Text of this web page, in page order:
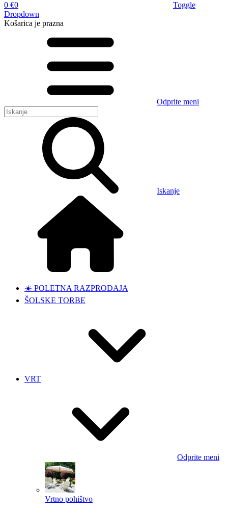
0 €0
Toggle
Dropdown
Košarica je prazna
Odprite meni
Iskanje
☀️ POLETNA RAZPRODAJA
ŠOLSKE TORBE
VRT
Odprite meni
Vrtno pohištvo